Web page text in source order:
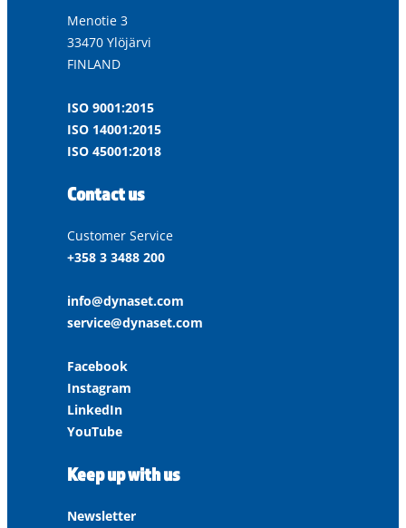
Menotie 3
33470 Ylöjärvi
FINLAND
ISO 9001:2015
ISO 14001:2015
ISO 45001:2018
Contact us
Customer Service
+358 3 3488 200
info@dynaset.com
service@dynaset.com
Facebook
Instagram
LinkedIn
YouTube
Keep up with us
Newsletter